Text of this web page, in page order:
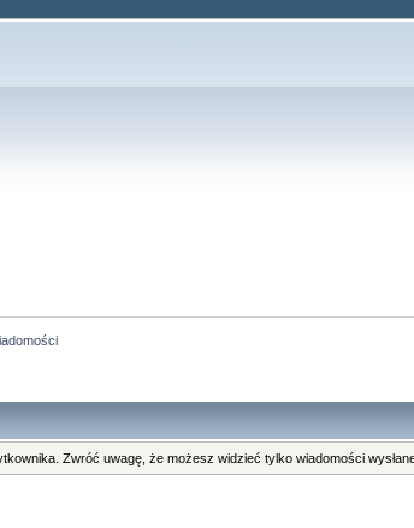
Zwróć uwagę, że możesz widzieć tylko wiadomości